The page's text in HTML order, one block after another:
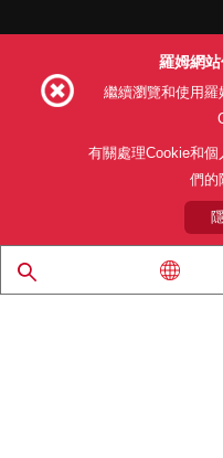
利用
關於本公司產
© 1997 - 2026 ROHM
羅姆網
繼續瀏覽和使用羅
有關處理Cookie和
們的